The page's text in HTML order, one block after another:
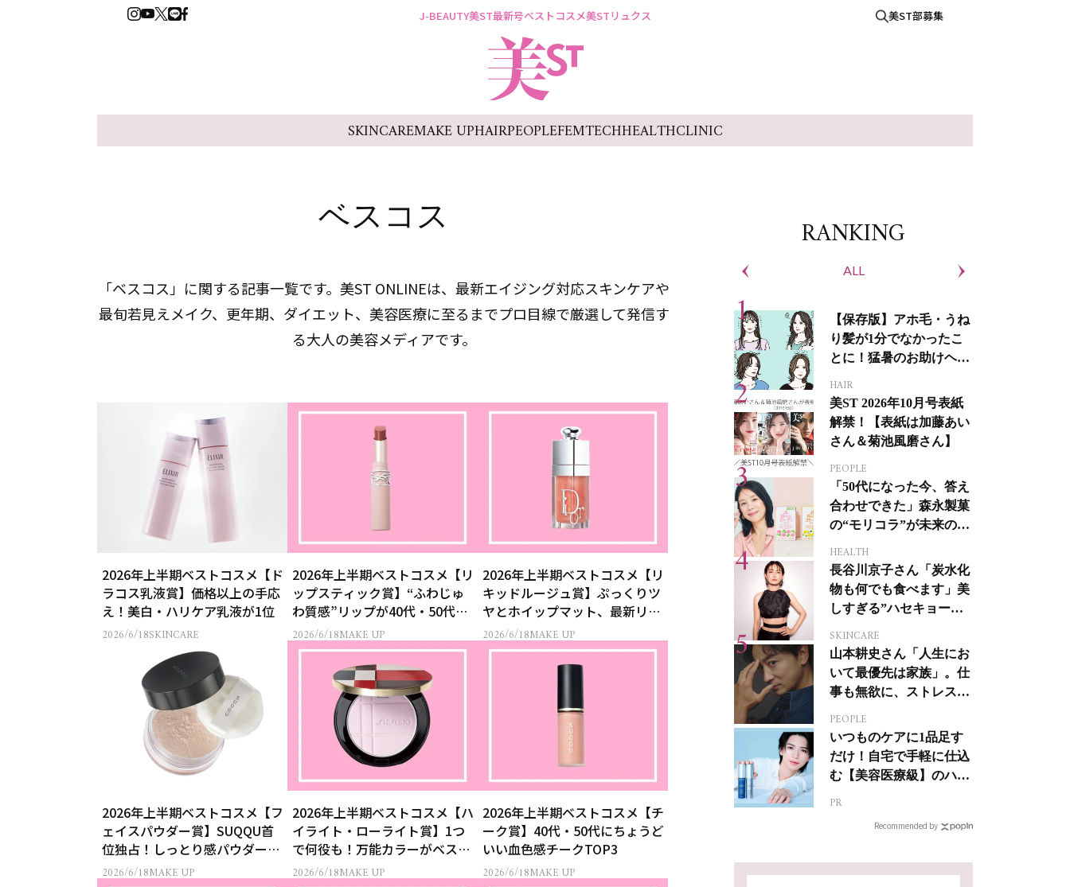
J-BEAUTY美ST最新号ベストコスメ美STリュクス 美ST部募集
SKINCAREMAKE UPHAIRPEOPLEFEMTECHHEALTHCLINIC
ベスコス
「ベスコス」に関する記事一覧です。美ST ONLINEは、最新エイジング対応スキンケアや
最旬若見えメイク、更年期、ダイエット、美容医療に至るまでプロ目線で厳選して発信す
る大人の美容メディアです。
2026年上半期ベストコスメ【ド
ラコス乳液賞】価格以上の手応
え！美白・ハリケア乳液が1位
2026/6/18SKINCARE
2026年上半期ベストコスメ【リ
ップスティック賞】“ふわじゅ
わ質感”リップが40代・50代の
新定番
2026/6/18MAKE UP
2026年上半期ベストコスメ【リ
キッドルージュ賞】ぷっくりツ
ヤとホイップマット、最新リッ
プは二極化
2026/6/18MAKE UP
2026年上半期ベストコスメ【フ
ェイスパウダー賞】SUQQU首
位独占！しっとり感パウダーが
1位
2026/6/18MAKE UP
2026年上半期ベストコスメ【ハ
イライト・ローライト賞】1つ
で何役も！万能カラーがベスト
3入り
2026/6/18MAKE UP
2026年上半期ベストコスメ【チ
ーク賞】40代・50代にちょうど
いい血色感チークTOP3
2026/6/18MAKE UP
RANKING
ALL
【保存版】アホ毛・うね
り髪が1分でなかったこ
とに！猛暑のお助けヘア
HAIR
美ST 2026年10月号表紙
解禁！【表紙は加藤あい
さん＆菊池風磨さん】
PEOPLE
「50代になった今、答え
合わせできた」森永製菓
の“モリコラ”が未来のキ
HEALTH
長谷川京子さん「炭水化
物も何でも食べます」美
しすぎる”ハセキョーボ
SKINCARE
山本耕史さん「人生にお
いて最優先は家族」。仕
事も無欲に、ストレスを
PEOPLE
いつものケアに1品足す
だけ！自宅で手軽に仕込
む【美容医療級】のハリ
PR
Recommended by